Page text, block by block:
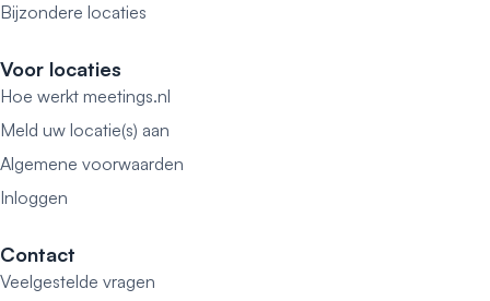
Bijzondere locaties
Voor locaties
Hoe werkt meetings.nl
Meld uw locatie(s) aan
Algemene voorwaarden
Inloggen
Contact
Veelgestelde vragen